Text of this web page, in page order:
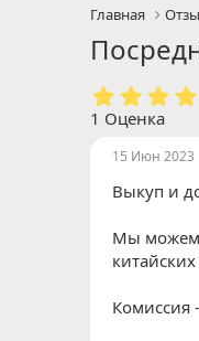
Главная
1 Оценка
15 Июн 2023
Выкуп и
Мы можем
Комиссия